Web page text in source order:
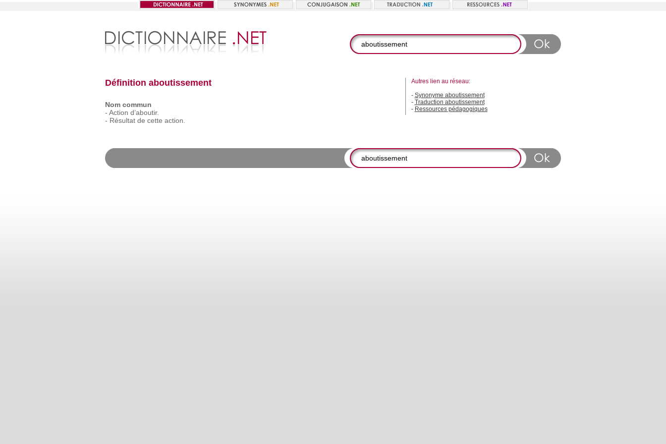
Définition aboutissement
Nom commun
- Action d’aboutir.
- Résultat de cette action.
Autres lien au réseau:
- Synonyme aboutissement
- Traduction aboutissement
- Ressources pédagogiques